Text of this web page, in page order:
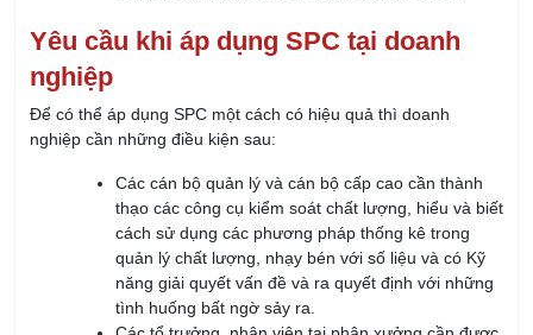
Để có thể áp dụng SPC một cách có hiệu quả thì doanh
nghiệp cần những điều kiện sau:
cách sử dụng các phương pháp thống kê trong
quản lý chất lượng, nhạy bén với số liệu và có Kỹ
năng giải quyết vấn đề và ra quyết định với những
tình huống bất ngờ sảy ra.
Các tổ trưởng, nhân viên tại phân xưởng cần được
đào tạo nhận thức về SPC để có thể hợp tác và
vận hành đúng việc điền dữ liệu. Các chuyền
trưởng, tổ trưởng sản xuất cần được đào tạo về kỹ
năng thống kê.